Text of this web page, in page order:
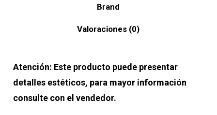
Brand
Valoraciones (0)
Atención: Este producto puede presentar
detalles estéticos, para mayor información
consulte con el vendedor.